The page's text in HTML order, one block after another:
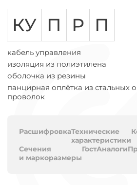
КУ П Р П
кабель управления
изоляция из полиэтилена
оболочка из резины
панцирная оплётка из стальных
проволок
РасшифровкаТехнические
характеристики
Сечения
и маркоразмеры
ГостАналоги